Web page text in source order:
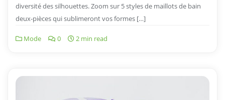
diversité des silhouettes. Zoom sur 5 styles de maillots de bain
deux-pièces qui sublimeront vos formes […]
Mode 0 2 min read